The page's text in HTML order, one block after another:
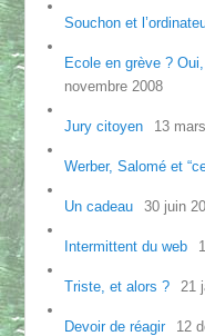
Souchon et
Ecole en grève ?
novembre 2008
Jury citoyen 13
Werber, Salomé et
Un cadeau 30 juin
Intermittent du web
Triste, et alors ? 21
Devoir de réagir 12